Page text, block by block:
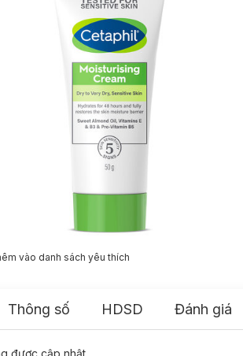
vào danh sách yêu thích
Thông số HDSD Đánh giá
được cập nhật